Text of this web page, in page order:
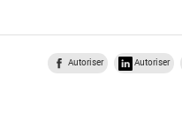
Autoriser Autoriser